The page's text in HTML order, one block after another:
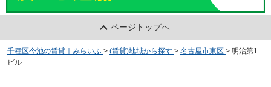
ページトップへ
千種区今池の賃貸｜みらいふ > (賃貸)地域から探す > 名古屋市東区 > 明治第1
ビル